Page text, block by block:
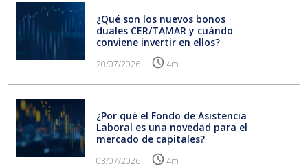
¿Qué son los nuevos bonos
duales CER/TAMAR y cuándo
conviene invertir en ellos?
20/07/2026 4m
¿Por qué el Fondo de Asistencia
Laboral es una novedad para el
mercado de capitales?
03/07/2026 4m